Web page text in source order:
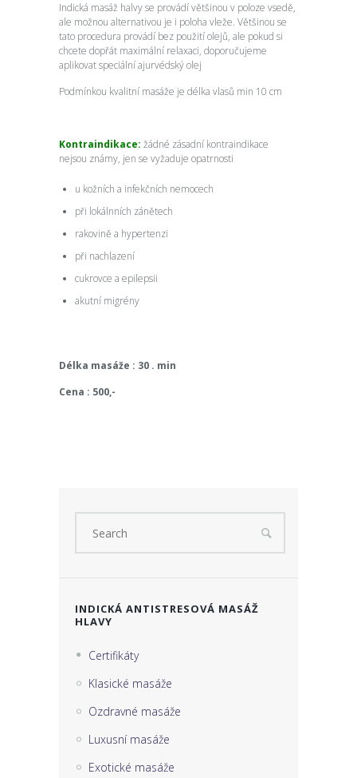
Indická masáž halvy se provádí většinou v poloze vsedě,
ale možnou alternativou je i poloha vleže. Většinou se
tato procedura provádí bez použití olejů, ale pokud si
chcete dopřát maximální relaxaci, doporučujeme
aplikovat speciální ajurvédský olej
Podmínkou kvalitní masáže je délka vlasů min 10 cm
Kontraindikace: žádné zásadní kontraindikace
nejsou známy, jen se vyžaduje opatrnosti
u kožních a infekčních nemocech
při lokálnních zánětech
rakovině a hypertenzi
při nachlazení
cukrovce a epilepsii
akutní migrény
Délka masáže : 30 . min
Cena : 500,-
INDICKÁ ANTISTRESOVÁ MASÁŽ
HLAVY
Certifikáty
Klasické masáže
Ozdravné masáže
Luxusní masáže
Exotické masáže